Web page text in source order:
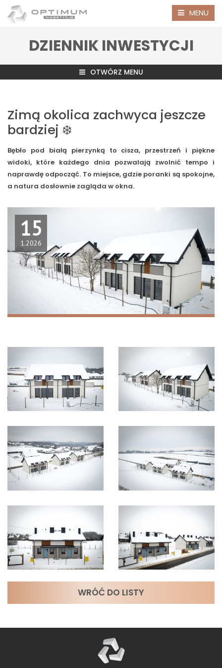
MENU
DZIENNIK INWESTYCJI
OTWÓRZ MENU
Zimą okolica zachwyca jeszcze
bardziej ❄️
Bębło pod białą pierzynką to cisza, przestrzeń i piękne
widoki, które każdego dnia pozwalają zwolnić tempo i
naprawdę odpocząć. To miejsce, gdzie poranki są spokojne,
a natura dosłownie zagląda w okna.
15
1.2026
WRÓĆ DO LISTY